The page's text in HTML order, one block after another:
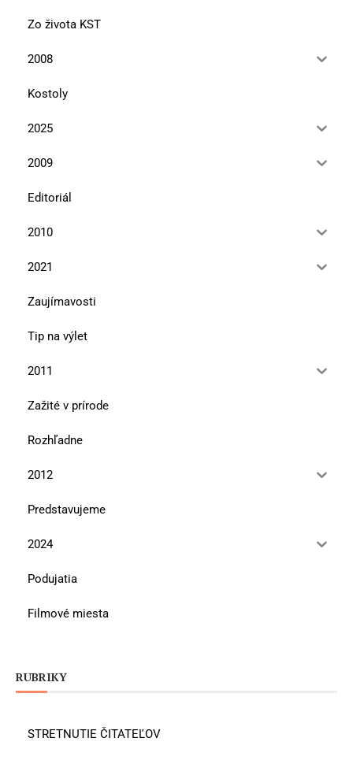
Zo života KST
2008
Kostoly
2025
2009
Editoriál
2010
2021
Zaujímavosti
Tip na výlet
2011
Zažité v prírode
Rozhľadne
2012
Predstavujeme
2024
Podujatia
Filmové miesta
RUBRIKY
STRETNUTIE ČITATEĽOV